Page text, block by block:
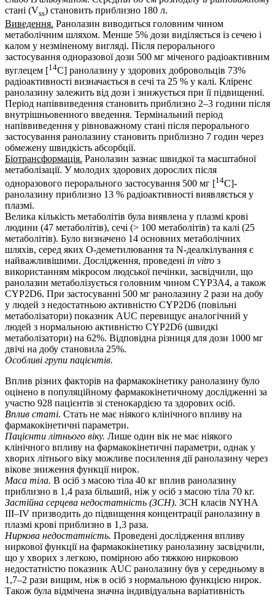
стані (Vss) становить приблизно 180 л.
Виведення. Ранолазин виводиться головним чином
метаболічним шляхом. Менше 5% дози виділяється із сечею і
калом у незміненому вигляді. Після перорального
застосування одноразової дози 500 мг міченого радіоактивним
вуглецем [14C] ранолазину у здорових добровольців 73%
радіоактивності визначається в сечі та 25 % у калі. Кліренс
ранолазину залежить від дози і знижується при її підвищенні.
Період напіввиведення становить приблизно 2–3 години після
внутрішньовенного введення. Термінальний період
напіввиведення у рівноважному стані після перорального
застосування ранолазину становить приблизно 7 годин через
обмежену швидкість абсорбції.
Біотрансформація. Ранолазин зазнає швидкої та масштабної
метаболізації. У молодих здорових дорослих після
одноразового перорального застосування 500 мг [14C]-
ранолазину приблизно 13 % радіоактивності виявляється у
плазмі.
Велика кількість метаболітів була виявлена у плазмі крові
людини (47 метаболітів), сечі (> 100 метаболітів) та калі (25
метаболітів). Було визначено 14 основних метаболічних
шляхів, серед яких О-деметилювання та N-деалкілування є
найважливішими. Дослідження, проведені in vitro з
використанням мікросом людської печінки, засвідчили, що
ранолазин метаболізується головним чином CYP3А4, а також
CYP2D6. При застосуванні 500 мг ранолазину 2 рази на добу
у людей з недостатньою активністю CYP2D6 (повільні
метаболізатори) показник AUC перевищує аналогічний у
людей з нормальною активністю CYP2D6 (швидкі
метаболізатори) на 62%. Відповідна різниця для дози 1000 мг
двічі на добу становила 25%.
Особливі групи пацієнтів.
Вплив різних факторів на фармакокінетику ранолазину було
оцінено в популяційному фармакокінетичному дослідженні за
участю 928 пацієнтів зі стенокардією та здорових осіб.
Вплив статі. Стать не має ніякого клінічного впливу на
фармакокінетичні параметри.
Пацієнти літнього віку. Лише один вік не має ніякого
клінічного впливу на фармакокінетичні параметри, однак у
хворих літнього віку можливе посилення дії ранолазину через
вікове зниження функції нирок.
Маса тіла. В осіб з масою тіла 40 кг вплив ранолазину
приблизно в 1,4 раза більший, ніж у осіб з масою тіла 70 кг.
Застійна серцева недостатність (ЗСН). ЗСН класів NYHA
III–IV призводить до підвищення концентрації ранолазину в
плазмі крові приблизно в 1,3 раза.
Ниркова недостатність. Проведені дослідження впливу
ниркової функції на фармакокінетику ранолазину засвідчили,
що у хворих з легкою, помірною або тяжкою нирковою
недостатністю показник AUC ранолазину був у середньому в
1,7–2 рази вищим, ніж в осіб з нормальною функцією нирок.
Також була відмічена значна індивідуальна варіативність